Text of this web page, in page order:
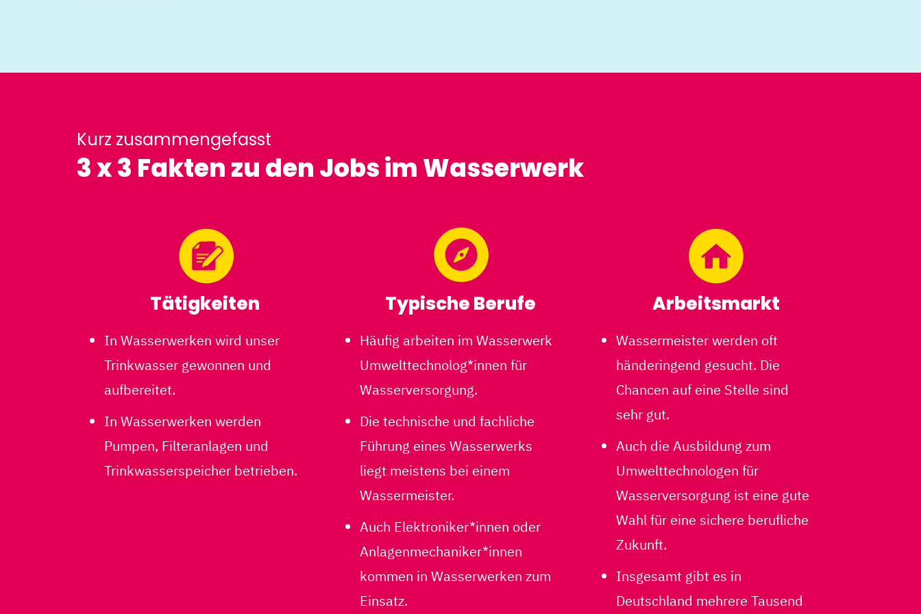
Kurz zusammengefasst
3 x 3 Fakten zu den Jobs im Wasserwerk
Tätigkeiten
In Wasserwerken wird unser
Trinkwasser gewonnen und
aufbereitet.
In Wasserwerken werden
Pumpen, Filteranlagen und
Trinkwasserspeicher betrieben.
Typische Berufe
Häufig arbeiten im Wasserwerk
Umwelttechnolog*innen für
Wasserversorgung.
Die technische und fachliche
Führung eines Wasserwerks
liegt meistens bei einem
Wassermeister.
Auch Elektroniker*innen oder
Anlagenmechaniker*innen
kommen in Wasserwerken zum
Einsatz.
Arbeitsmarkt
Wassermeister werden oft
händeringend gesucht. Die
Chancen auf eine Stelle sind
sehr gut.
Auch die Ausbildung zum
Umwelttechnologen für
Wasserversorgung ist eine gute
Wahl für eine sichere berufliche
Zukunft.
Insgesamt gibt es in
Deutschland mehrere Tausend